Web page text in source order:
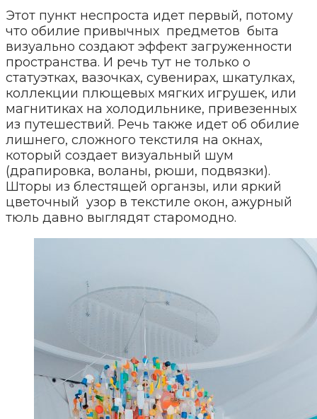
Этот пункт неспроста идет первый, потому
что обилие привычных предметов быта
визуально создают эффект загруженности
пространства. И речь тут не только о
статуэтках, вазочках, сувенирах, шкатулках,
коллекции плющевых мягких игрушек, или
магнитиках на холодильнике, привезенных
из путешествий. Речь также идет об обилие
лишнего, сложного текстиля на окнах,
который создает визуальный шум
(драпировка, воланы, рюши, подвязки).
Шторы из блестящей органзы, или яркий
цветочный узор в текстиле окон, ажурный
тюль давно выглядят старомодно.